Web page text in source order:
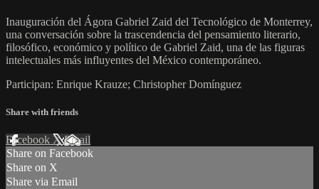
Inauguración del Ágora Gabriel Zaid del Tecnológico de Monterrey,
una conversación sobre la trascendencia del pensamiento literario,
filosófico, económico y político de Gabriel Zaid, una de las figuras
intelectuales más influyentes del México contemporáneo.
Participan: Enrique Krauze; Christopher Domínguez
Share with friends
Facebook XEmail
Share on Facebook
Share on X
Share via Email